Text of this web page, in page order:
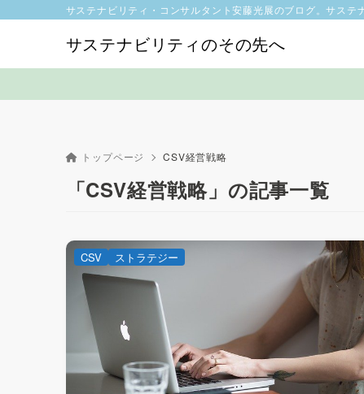
サステナビリティのその先へ
サステナビリティ・コンサルタント安藤光展のブログ。サス
トップページ CSV経営戦略
「CSV経営戦略」の記事一覧
CSV ストラテジー